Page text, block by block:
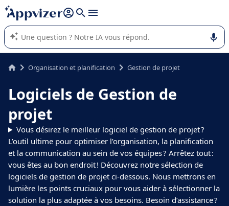
répondre (plusieurs lignes avec
L'IA de Appvizer vous guide dans l'utilisation ou la sélection de
logiciel SaaS en entreprise.
Organisation et planification Gestion de projet
Logiciels de Gestion de
projet
Vous désirez le meilleur logiciel de gestion de projet ?
L’outil ultime pour optimiser l’organisation, la planification
et la communication au sein de vos équipes ? Arrêtez tout :
vous êtes au bon endroit ! Découvrez notre sélection de
logiciels de gestion de projet ci-dessous. Nous mettrons en
lumière les points cruciaux pour vous aider à sélectionner la
solution la plus adaptée à vos besoins. Besoin d’assistance ?